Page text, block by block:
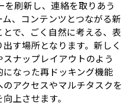
を刷新し、連絡を取りあう
、コンテンツとつながる新
で、ごく自然に考える、表
す場所となります。新しく
ナップレイアウトのよう
なった再ドッキング機能
アクセスやマルチタスクを
上させます。